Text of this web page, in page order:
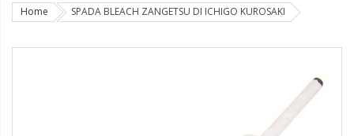
Home SPADA BLEACH ZANGETSU DI ICHIGO KUROSAKI